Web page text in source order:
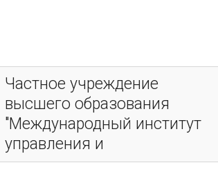
Частное учреждение
высшего образования
"Международный институт
управления и
предпринимательства"